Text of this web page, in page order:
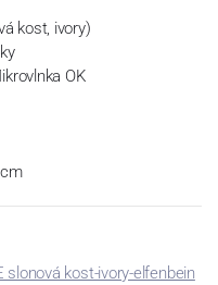
kost, ivory)
OK
slonová kost-ivory-elfenbein